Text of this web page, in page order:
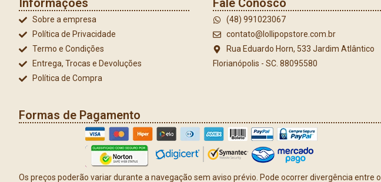
Informações
Sobre a empresa
Política de Privacidade
Termo e Condições
Entrega, Trocas e Devoluções
Política de Compra
Fale Conosco
(48) 991023067
contato@lollipopstore.com.br
Rua Eduardo Horn, 533 Jardim Atlântico
Florianópolis - SC. 88095580
Formas de Pagamento
Os preços poderão variar durante a navegação sem aviso prévio. Pode ocorrer divergência entre o